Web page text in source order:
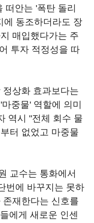
떠안는 '폭탄 돌리
에 동조하더라도 장
매입했다가는 주
투자 적정성을 따
상화 효과보다는
중물' 역할에 의미
역시 "전체 회수 물
터 없었고 마중물
교수는 통화에서
번에 바꾸지는 못하
재한다는 신호를
에게 새로운 인센